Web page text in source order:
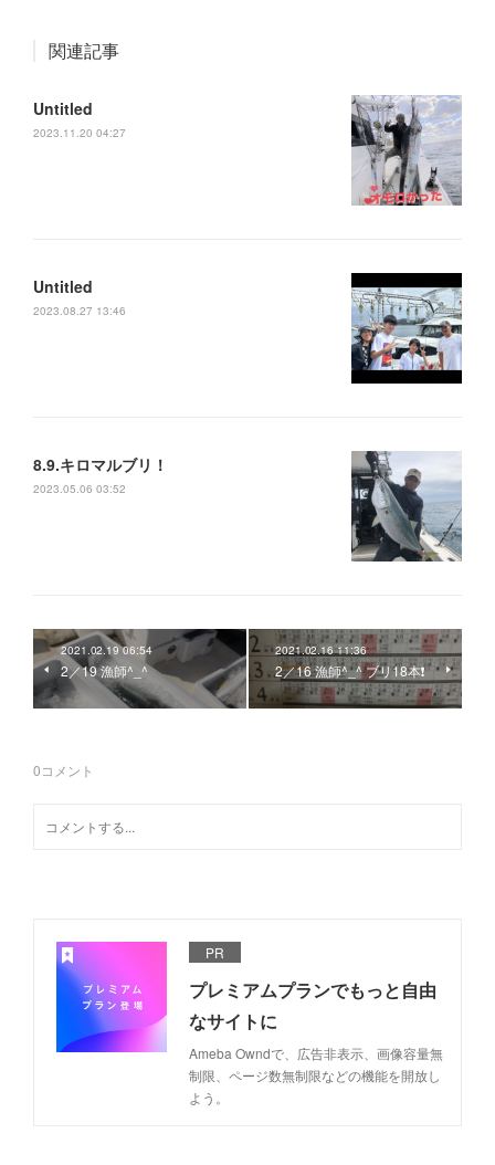
関連記事
Untitled
2023.11.20 04:27
Untitled
2023.08.27 13:46
8.9.キロマルブリ！
2023.05.06 03:52
2021.02.19 06:54
2／19 漁師^_^
2021.02.16 11:36
2／16 漁師^_^ ブリ18本❗️
0コメント
PR
プレミアムプランでもっと自由
なサイトに
Ameba Owndで、広告非表示、画像容量無
制限、ページ数無制限などの機能を開放し
よう。